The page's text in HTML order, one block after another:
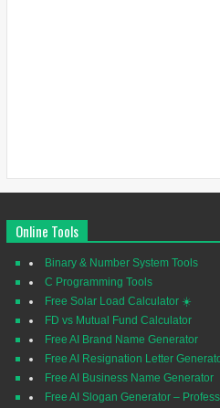
Online Tools
Binary & Number System Tools
C Programming Tools
Free Solar Load Calculator ☀️
FD vs Mutual Fund Calculator
Free AI Brand Name Generator
Free AI Resignation Letter
Free AI Business Name Generator
Free AI Slogan Generator –